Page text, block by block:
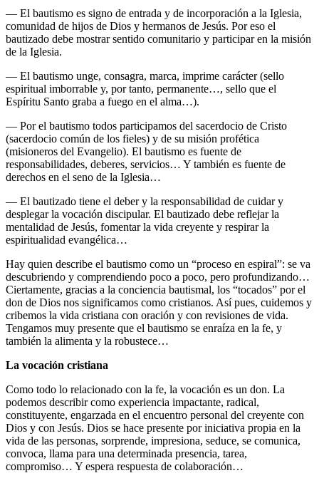
— El bautismo es signo de entrada y de incorporación a la Iglesia,
comunidad de hijos de Dios y hermanos de Jesús. Por eso el
bautizado debe mostrar sentido comunitario y participar en la misión
de la Iglesia.
— El bautismo unge, consagra, marca, imprime carácter (sello
espiritual imborrable y, por tanto, permanente…, sello que el
Espíritu Santo graba a fuego en el alma…).
— Por el bautismo todos participamos del sacerdocio de Cristo
(sacerdocio común de los fieles) y de su misión profética
(misioneros del Evangelio). El bautismo es fuente de
responsabilidades, deberes, servicios… Y también es fuente de
derechos en el seno de la Iglesia…
— El bautizado tiene el deber y la responsabilidad de cuidar y
desplegar la vocación discipular. El bautizado debe reflejar la
mentalidad de Jesús, fomentar la vida creyente y respirar la
espiritualidad evangélica…
Hay quien describe el bautismo como un “proceso en espiral”: se va
descubriendo y comprendiendo poco a poco, pero profundizando…
Ciertamente, gracias a la conciencia bautismal, los “tocados” por el
don de Dios nos significamos como cristianos. Así pues, cuidemos y
cribemos la vida cristiana con oración y con revisiones de vida.
Tengamos muy presente que el bautismo se enraíza en la fe, y
también la alimenta y la robustece…
La vocación cristiana
Como todo lo relacionado con la fe, la vocación es un don. La
podemos describir como experiencia impactante, radical,
constituyente, engarzada en el encuentro personal del creyente con
Dios y con Jesús. Dios se hace presente por iniciativa propia en la
vida de las personas, sorprende, impresiona, seduce, se comunica,
convoca, llama para una determinada presencia, tarea,
compromiso… Y espera respuesta de colaboración…